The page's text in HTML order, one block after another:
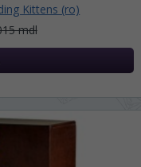
Kittens (ro)
mdl